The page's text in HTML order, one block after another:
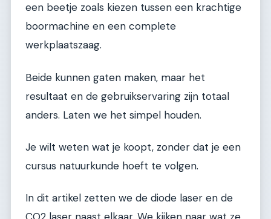
een beetje zoals kiezen tussen een krachtige
boormachine en een complete
werkplaatszaag.
Beide kunnen gaten maken, maar het
resultaat en de gebruikservaring zijn totaal
anders. Laten we het simpel houden.
Je wilt weten wat je koopt, zonder dat je een
cursus natuurkunde hoeft te volgen.
In dit artikel zetten we de diode laser en de